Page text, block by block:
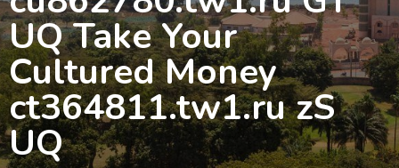
UQ Take Your
Cultured Money
ct364811.tw1.ru zS
UQ